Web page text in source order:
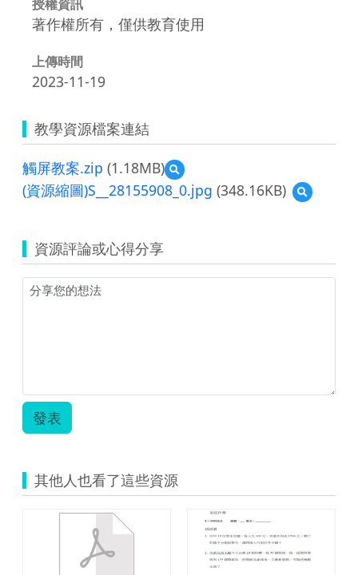
授權資訊
著作權所有，僅供教育使用
上傳時間
2023-11-19
教學資源檔案連結
觸屏教案.zip (1.18MB)
預
覽
觸
(資源縮圖)S__28155908_0.jpg (348.16KB)
預
覽
圖
資源評論或心得分享
發表
其他人也看了這些資源